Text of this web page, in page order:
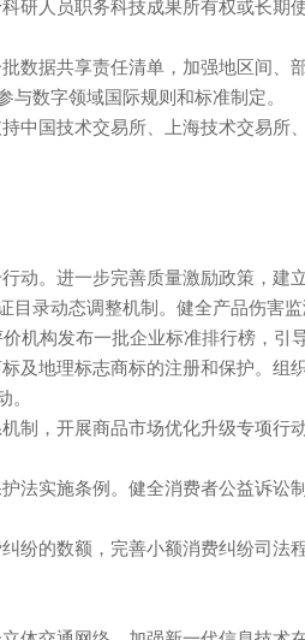
予科研人员职务科技成果所有权或
数据共享责任清单，加强地区间
参与数字领域国际规则和标准制定。
支持中国技术交易所、上海技术交
提升行动。进一步完善质量激励政
目录动态调整机制。健全产品伤害
机构发布一批企业标准排行榜
及地理标志商标的注册和保护。
。
开展商品市场优化升级专项行动，培
实施条例。健全消费者公益诉讼制
的数额，完善小额消费纠